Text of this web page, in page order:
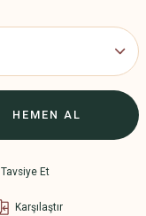
HEMEN AL
Tavsiye Et
Karşılaştır